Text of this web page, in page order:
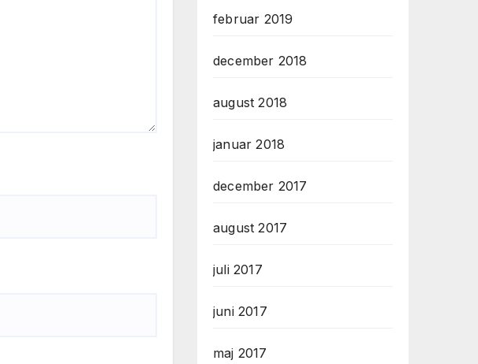
februar 2019
december 2018
august 2018
januar 2018
december 2017
august 2017
juli 2017
juni 2017
maj 2017